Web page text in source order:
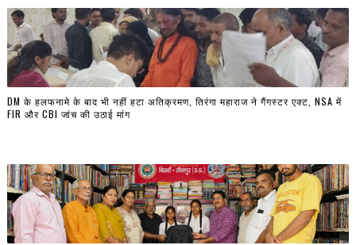
DM के हलफनामे के बाद भी नहीं हटा अतिक्रमण, तिरंगा महाराज ने गैंगस्टर एक्ट, NSA में
FIR और CBI जांच की उठाई मांग